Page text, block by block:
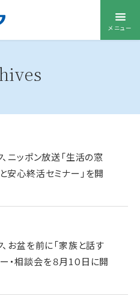
メニュー
、ニッポン放送「生活の窓
安心終活セミナー」を開
、お盆を前に「家族と話す
相談会を８月1０日に開